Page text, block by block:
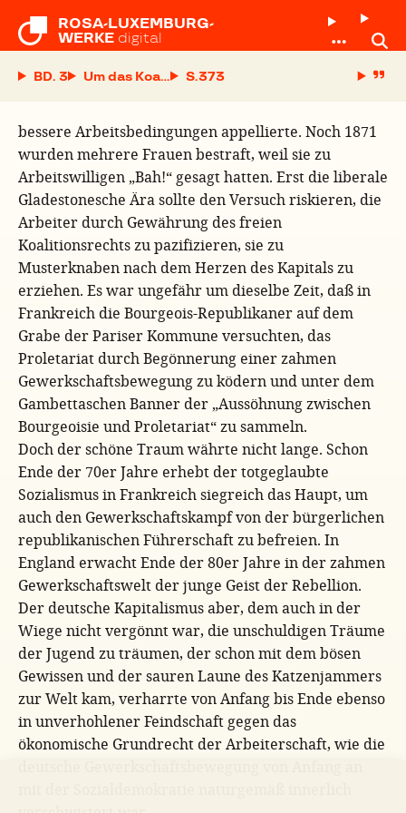
ROSA-LUXEMBURG-
WERKE digital
BD. 3 Um das Koalitionsrecht
S.
bessere Arbeitsbedingungen appellierte. Noch 1871
wurden mehrere Frauen bestraft, weil sie zu
Arbeitswilligen „Bah!“ gesagt hatten. Erst die liberale
Gladestonesche Ära sollte den Versuch riskieren, die
Arbeiter durch Gewährung des freien
Koalitionsrechts zu pazifizieren, sie zu
Musterknaben nach dem Herzen des Kapitals zu
erziehen. Es war ungefähr um dieselbe Zeit, daß in
Frankreich die Bourgeois-Republikaner auf dem
Grabe der Pariser Kommune versuchten, das
Proletariat durch Begönnerung einer zahmen
Gewerkschaftsbewegung zu ködern und unter dem
Gambettaschen Banner der „Aussöhnung zwischen
Bourgeoisie und Proletariat“ zu sammeln.
Doch der schöne Traum währte nicht lange. Schon
Ende der 70er Jahre erhebt der totgeglaubte
Sozialismus in Frankreich siegreich das Haupt, um
auch den Gewerkschaftskampf von der bürgerlichen
republikanischen Führerschaft zu befreien. In
England erwacht Ende der 80er Jahre in der zahmen
Gewerkschaftswelt der junge Geist der Rebellion.
Der deutsche Kapitalismus aber, dem auch in der
Wiege nicht vergönnt war, die unschuldigen Träume
der Jugend zu träumen, der schon mit dem bösen
Gewissen und der sauren Laune des Katzenjammers
zur Welt kam, verharrte von Anfang bis Ende ebenso
in unverhohlener Feindschaft gegen das
ökonomische Grundrecht der Arbeiterschaft, wie die